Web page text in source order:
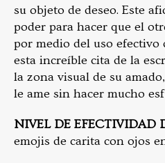
su objeto de deseo. Este
poder para hacer que el
por medio del uso
esta increíble cita de la
la zona visual de su
le ame sin hacer mucho
NIVEL DE EFECTIVIDAD
emojis de carita con ojos